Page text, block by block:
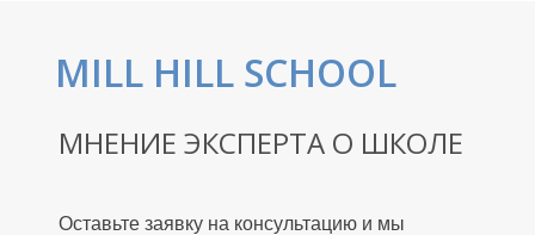
MILL HILL SCHOOL
МНЕНИЕ ЭКСПЕРТА О ШКОЛЕ
Оставьте заявку на консультацию и мы